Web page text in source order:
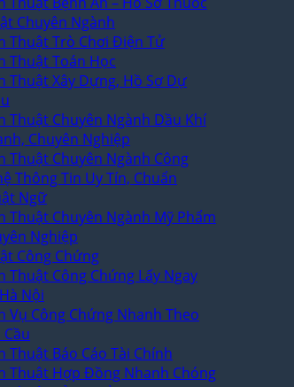
Chuyên Ngành
Thuật Trò Chơi Điện Tử
Thuật Toán Học
Thuật Xây Dựng, Hồ Sơ Dự
Thuật Chuyên Ngành Dầu Khí
Chuyên Nghiệp
Thuật Chuyên Ngành Công
Thông Tin Uy Tín, Chuẩn
Ngữ
Thuật Chuyên Ngành Mỹ Phẩm
Nghiệp
Công Chứng
Thuật Công Chứng Lấy Ngay
Nội
Vụ Công Chứng Nhanh Theo
Cầu
Thuật Báo Cáo Tài Chính
Thuật Hợp Đồng Nhanh Chóng